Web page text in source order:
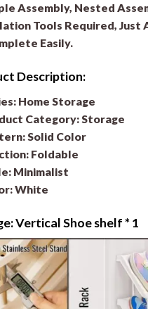
Assembly, Nested
Tools Required, Just
Easily.
Description:
Home Storage
Category: Storage
Solid Color
Foldable
Minimalist
White
Vertical Shoe shelf * 1